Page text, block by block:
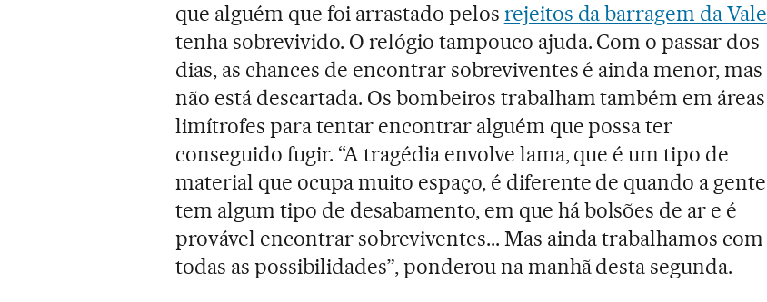
que alguém que foi arrastado pelos rejeitos da barragem da Vale
tenha sobrevivido. O relógio tampouco ajuda. Com o passar dos
dias, as chances de encontrar sobreviventes é ainda menor, mas
não está descartada. Os bombeiros trabalham também em áreas
limítrofes para tentar encontrar alguém que possa ter
conseguido fugir. “A tragédia envolve lama, que é um tipo de
material que ocupa muito espaço, é diferente de quando a gente
tem algum tipo de desabamento, em que há bolsões de ar e é
provável encontrar sobreviventes... Mas ainda trabalhamos com
todas as possibilidades”, ponderou na manhã desta segunda.